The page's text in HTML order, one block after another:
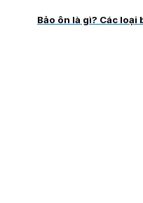
Bảo ôn là gì? Các loại